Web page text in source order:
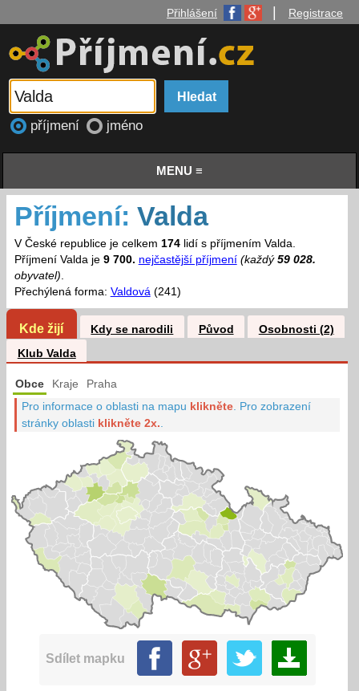
Přihlášení Registrace
příjmení jméno
MENU ≡
Příjmení: Valda
V České republice je celkem 174lidí s příjmením Valda.
Příjmení Valda je 9 700. nejčastější příjmení (každý 59 028.
obyvatel).
Přechýlená forma: Valdová(241)
Kde žijí Kdy se narodili Původ
Osobnosti (2)
Klub Valda
Obce Kraje Praha
Pro informace o oblasti na mapu klikněte Pro zobrazení
stránky oblasti klikněte 2x.
Sdílet mapku